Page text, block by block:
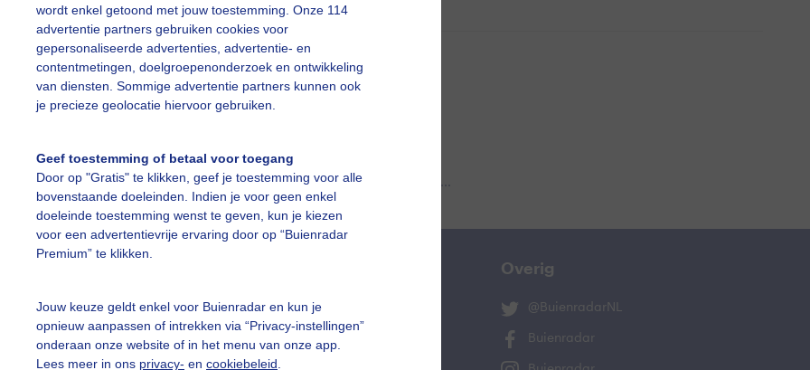
wordt enkel getoond met jouw toestemming. Onze 114
advertentie partners gebruiken cookies voor
gepersonaliseerde advertenties, advertentie- en
contentmetingen, doelgroepenonderzoek en ontwikkeling
van diensten. Sommige advertentie partners kunnen ook
je precieze geolocatie hiervoor gebruiken.
Geef toestemming of betaal voor toegang
Door op "Gratis" te klikken, geef je toestemming voor alle
bovenstaande doeleinden. Indien je voor geen enkel
doeleinde toestemming wenst te geven, kun je kiezen
voor een advertentievrije ervaring door op “Buienradar
Premium” te klikken.
Jouw keuze geldt enkel voor Buienradar en kun je
opnieuw aanpassen of intrekken via “Privacy-instellingen”
onderaan onze website of in het menu van onze app.
Lees meer in ons privacy- en cookiebeleid
slideshow
Een moment geduld aub...
vragen
De Bilt
Overig
@BuienradarNL
Buienradar